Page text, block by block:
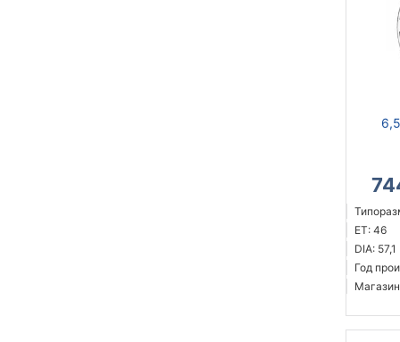
ET: 46
DIA: 57,1
Год